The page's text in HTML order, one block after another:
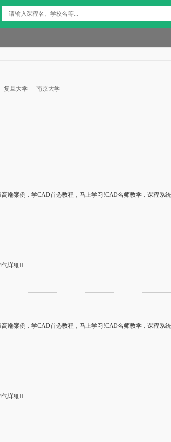
复旦大学 南京大学
端案例，学CAD首选教程，马上学习!CAD名师教学，课程系
气详细
端案例，学CAD首选教程，马上学习!CAD名师教学，课程系
气详细